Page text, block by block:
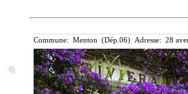
Commune: Menton (Dép.06) Adresse: 28